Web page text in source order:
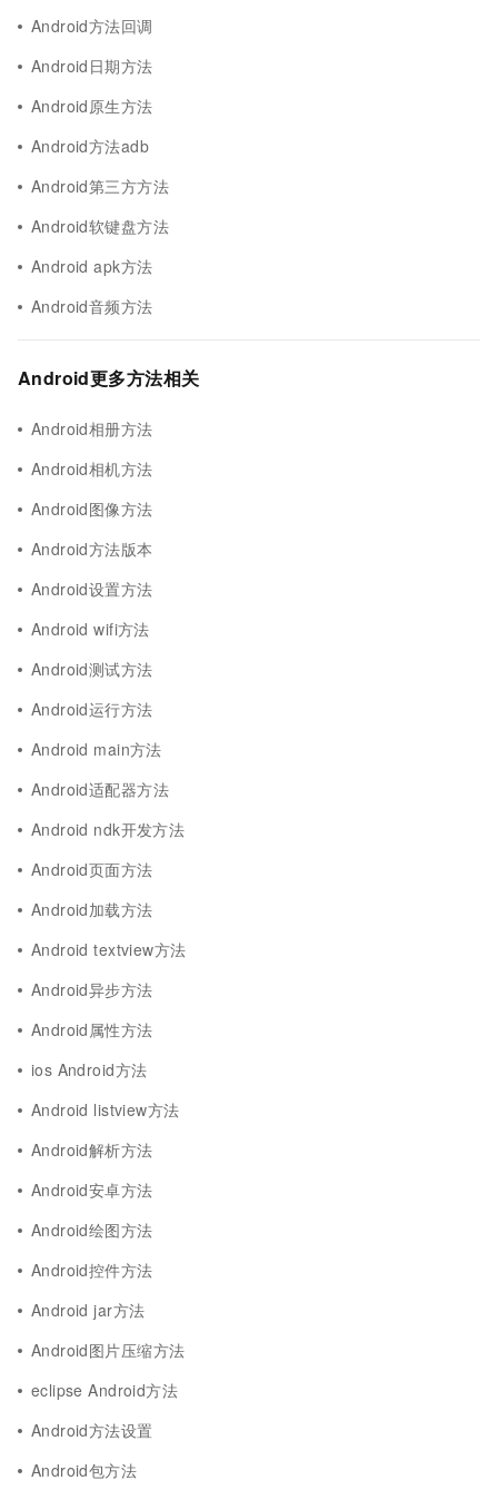
Android方法回调
Android日期方法
Android原生方法
Android方法adb
Android第三方方法
Android软键盘方法
Android apk方法
Android音频方法
Android更多方法相关
Android相册方法
Android相机方法
Android图像方法
Android方法版本
Android设置方法
Android wifi方法
Android测试方法
Android运行方法
Android main方法
Android适配器方法
Android ndk开发方法
Android页面方法
Android加载方法
Android textview方法
Android异步方法
Android属性方法
ios Android方法
Android listview方法
Android解析方法
Android安卓方法
Android绘图方法
Android控件方法
Android jar方法
Android图片压缩方法
eclipse Android方法
Android方法设置
Android包方法